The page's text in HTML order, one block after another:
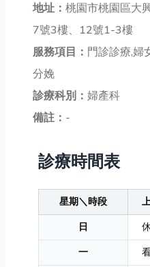
地址： 桃園市桃園區大
7號3樓、12號1-3樓
服務項目： 門診診療,婦
分娩
診療科別： 婦產科
備註： -
診療時間表
星期＼時段
日
一